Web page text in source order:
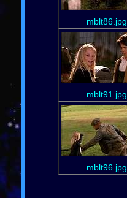
mblt86.jpg
mblt91.jpg
mblt96.jpg